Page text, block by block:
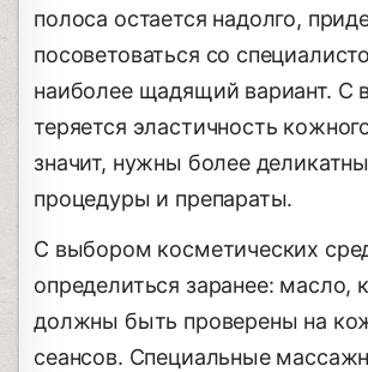
полоса остается надолго,
посоветоваться со
наиболее щадящий вариант. С
теряется эластичность
значит, нужны более
процедуры и препараты.
С выбором косметических
определиться заранее: масло,
должны быть проверены на
сеансов. Специальные